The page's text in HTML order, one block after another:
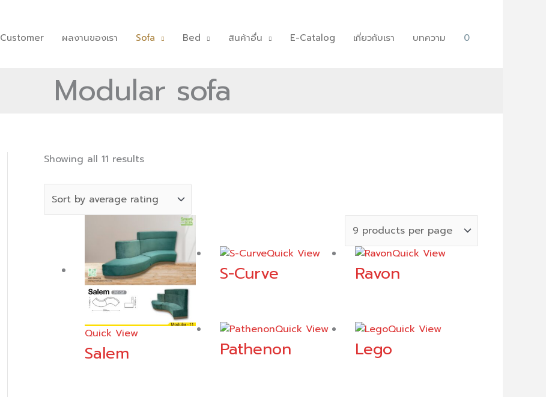
Customer ผลงานของเรา Sofa Bed สินค้าอื่น E-Catalog เกี่ยวกับเรา บทความ 0
Modular sofa
Showing all 11 resultsSorted
average
rating
Quick View
Salem
Quick View
S-Curve
Quick View
Ravon
Quick View
Pathenon
Quick View
Lego